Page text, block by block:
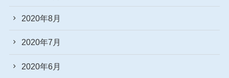
2020年8月
2020年7月
2020年6月